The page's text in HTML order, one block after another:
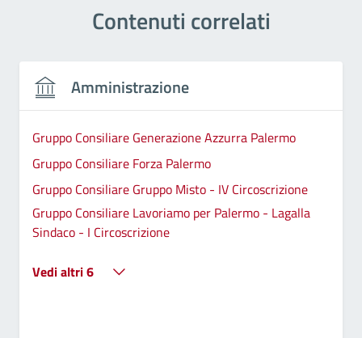
Contenuti correlati
Amministrazione
Gruppo Consiliare Generazione Azzurra Palermo
Gruppo Consiliare Forza Palermo
Gruppo Consiliare Gruppo Misto - IV Circoscrizione
Gruppo Consiliare Lavoriamo per Palermo - Lagalla
Sindaco - I Circoscrizione
Vedi altri 6